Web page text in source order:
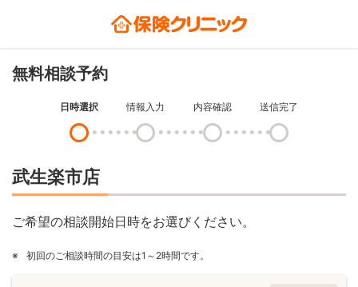
無料相談予約
日時選択 情報入力 内容確認 送信完了
武生楽市店
ご希望の相談開始日時をお選びください。
※ 初回のご相談時間の目安は1～2時間です。